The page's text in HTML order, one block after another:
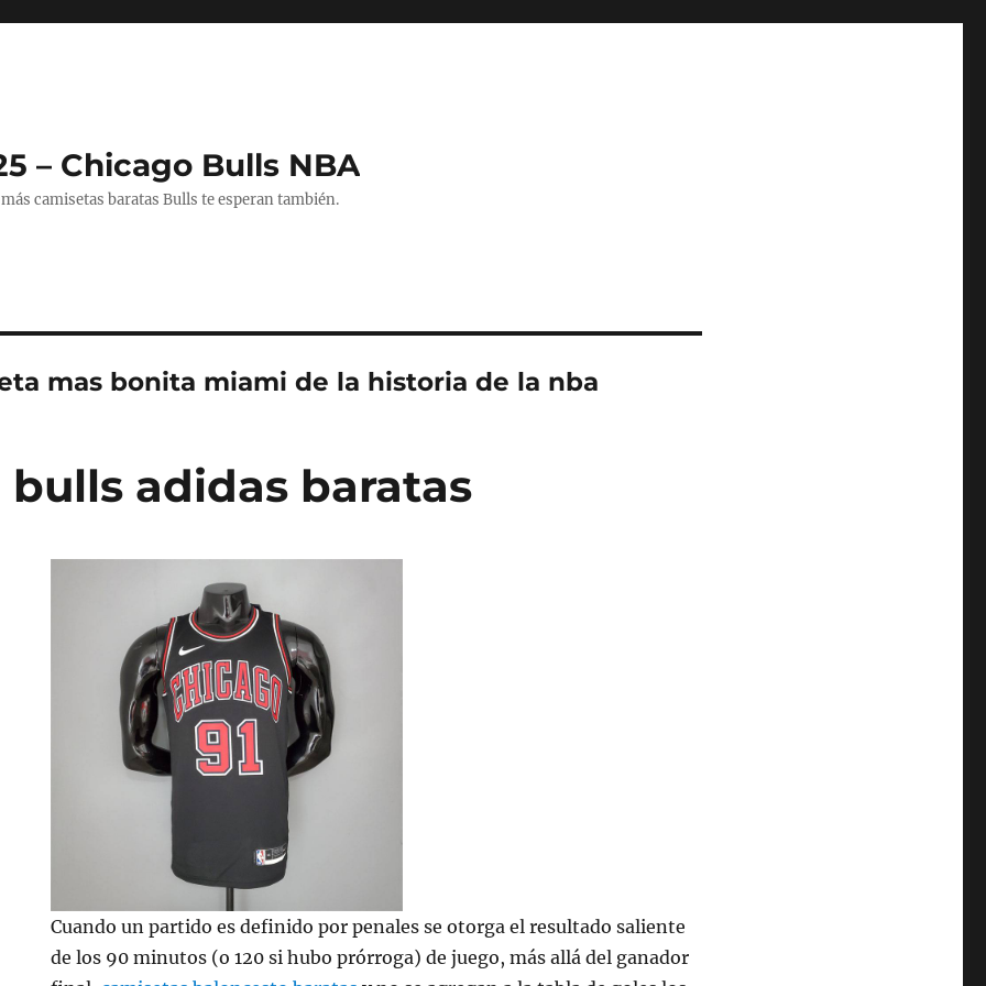
– Chicago Bulls NBA
camisetas baratas Bulls te esperan también.
mas bonita miami de la historia de la nba
adidas baratas
Cuando un partido es definido por penales se otorga el resultado saliente
de los 90 minutos (o 120 si hubo prórroga) de juego, más allá del ganador